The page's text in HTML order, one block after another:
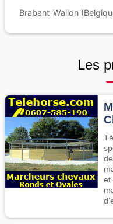
Brabant-Wallon
Les
et